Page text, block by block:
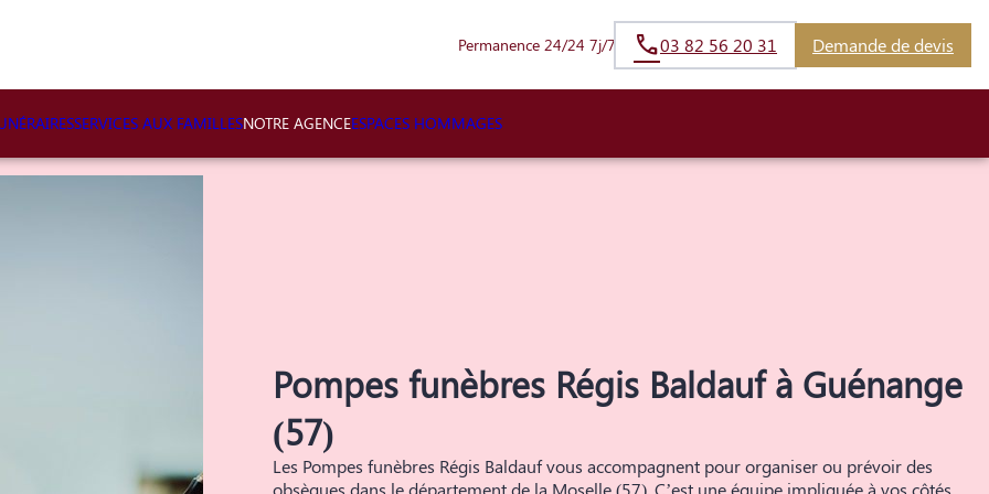
Permanence 24/24 7j/7 03 82 56 20 31 Demande de devis
SERVICES AUX FAMILLESNOTRE AGENCEESPACES HOMMAGES
Pompes funèbres Régis Baldauf à Guénange
(57)
Les Pompes funèbres Régis Baldauf vous accompagnent pour organiser ou prévoir des
obsèques dans le département de la Moselle (57). C’est une équipe impliquée à vos côtés